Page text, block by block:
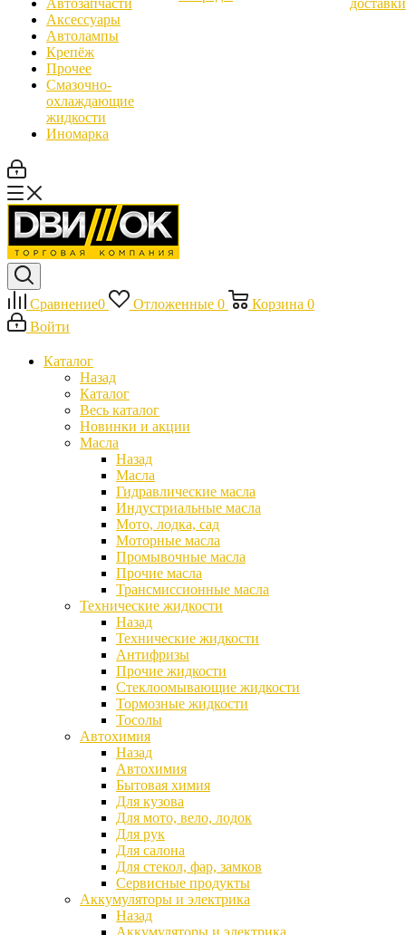
Автозапчасти
Аксессуары
Автолампы
Крепёж
Прочее
Смазочно-
охлаждающие
жидкости
Иномарка
доставки
Сравнение0 Отложенные 0 Корзина 0
Войти
Каталог
Назад
Каталог
Весь каталог
Новинки и акции
Масла
Назад
Масла
Гидравлические масла
Индустриальные масла
Мото, лодка, сад
Моторные масла
Промывочные масла
Прочие масла
Трансмиссионные масла
Технические жидкости
Назад
Технические жидкости
Антифризы
Прочие жидкости
Стеклоомывающие жидкости
Тормозные жидкости
Тосолы
Автохимия
Назад
Автохимия
Бытовая химия
Для кузова
Для мото, вело, лодок
Для рук
Для салона
Для стекол, фар, замков
Сервисные продукты
Аккумуляторы и электрика
Назад
Аккумуляторы и электрика